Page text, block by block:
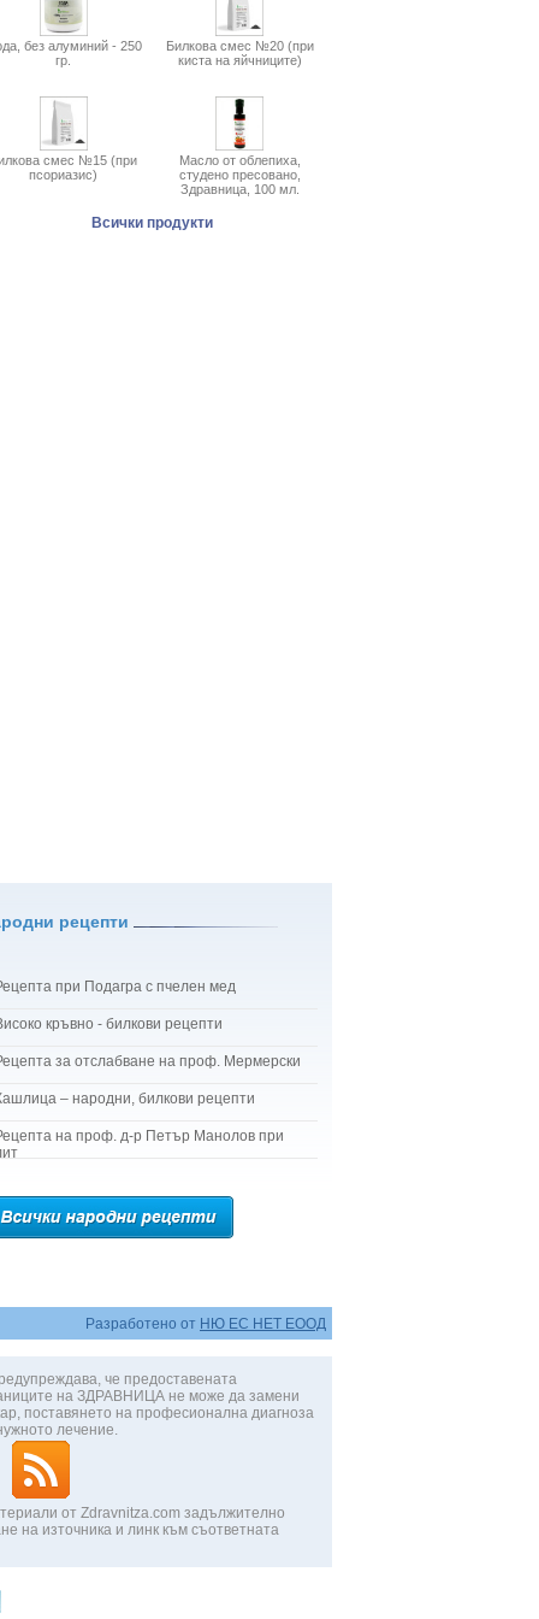
без алуминий - 250
гр.
Билкова смес №20 (при
киста на яйчниците)
смес №15 (при
псориазис)
Масло от облепиха,
студено пресовано,
Здравница, 100 мл.
Всички продукти
рецепти
при Подагра с пчелен мед
кръвно - билкови рецепти
за отслабване на проф. Мермерски
– народни, билкови рецепти
на проф. д-р Петър Манолов при
Разработено от НЮ ЕС НЕТ ЕООД
че предоставената
на ЗДРАВНИЦА не може да замени
поставянето на професионална диагноза
лечение.
от Zdravnitza.com задължително
на източника и линк към съответната